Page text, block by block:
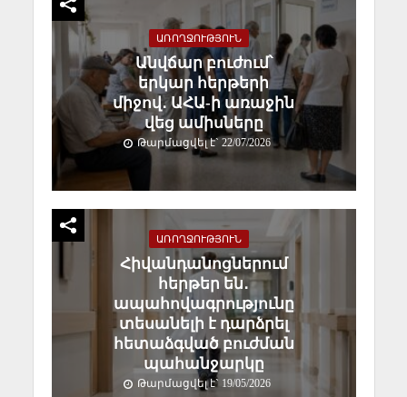
ԱՌՈՂՋՈՒԹՅՈՒՆ
Անվճար բուժում՝
երկար հերթերի
միջով․ ԱՀԱ-ի առաջին
վեց ամիսները
Թարմացվել է` 22/07/2026
ԱՌՈՂՋՈՒԹՅՈՒՆ
Հիվանդանոցներում
հերթեր են․
ապահովագրությունը
տեսանելի է դարձրել
հետաձգված բուժման
պահանջարկը
Թարմացվել է` 19/05/2026